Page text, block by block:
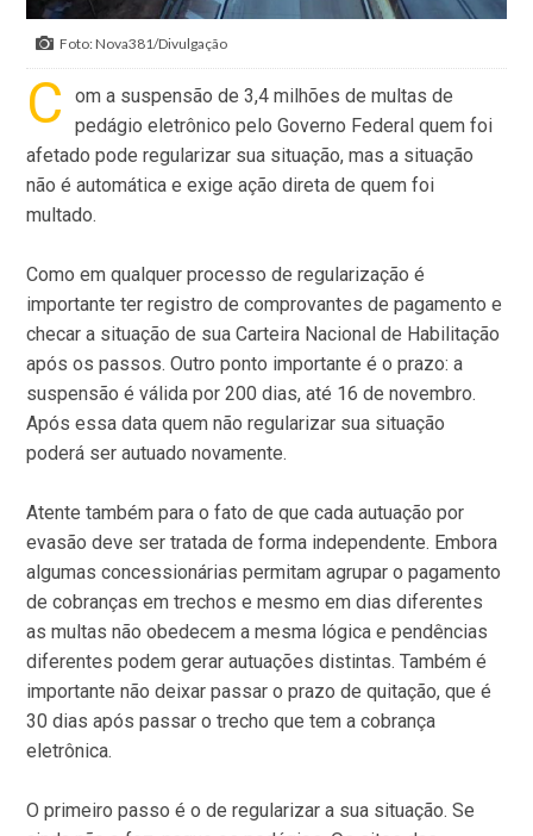
Foto: Nova381/Divulgação
C
om a suspensão de 3,4 milhões de multas de
pedágio eletrônico pelo Governo Federal quem foi
afetado pode regularizar sua situação, mas a situação
não é automática e exige ação direta de quem foi
multado.
Como em qualquer processo de regularização é
importante ter registro de comprovantes de pagamento e
checar a situação de sua Carteira Nacional de Habilitação
após os passos. Outro ponto importante é o prazo: a
suspensão é válida por 200 dias, até 16 de novembro.
Após essa data quem não regularizar sua situação
poderá ser autuado novamente.
Atente também para o fato de que cada autuação por
evasão deve ser tratada de forma independente. Embora
algumas concessionárias permitam agrupar o pagamento
de cobranças em trechos e mesmo em dias diferentes
as multas não obedecem a mesma lógica e pendências
diferentes podem gerar autuações distintas. Também é
importante não deixar passar o prazo de quitação, que é
30 dias após passar o trecho que tem a cobrança
eletrônica.
O primeiro passo é o de regularizar a sua situação. Se